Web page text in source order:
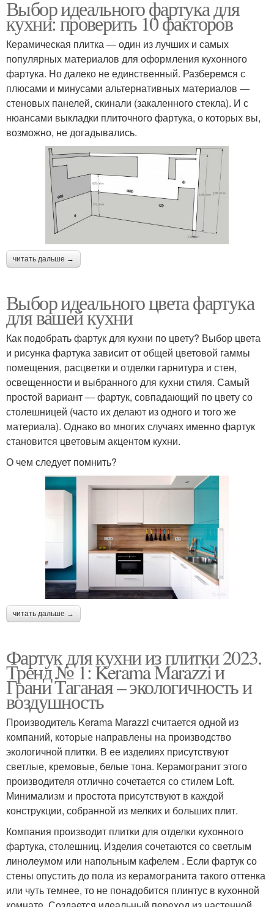
Выбор идеального фартука для
кухни: проверить 10 факторов
Керамическая плитка — один из лучших и самых
популярных материалов для оформления кухонного
фартука. Но далеко не единственный. Разберемся с
плюсами и минусами альтернативных материалов —
стеновых панелей, скинали (закаленного стекла). И с
нюансами выкладки плиточного фартука, о которых вы,
возможно, не догадывались.
читать дальше →
Выбор идеального цвета фартука
для вашей кухни
Как подобрать фартук для кухни по цвету? Выбор цвета
и рисунка фартука зависит от общей цветовой гаммы
помещения, расцветки и отделки гарнитура и стен,
освещенности и выбранного для кухни стиля. Самый
простой вариант ― фартук, совпадающий по цвету со
столешницей (часто их делают из одного и того же
материала). Однако во многих случаях именно фартук
становится цветовым акцентом кухни.
О чем следует помнить?
читать дальше →
Фартук для кухни из плитки 2023.
Тренд № 1: Kerama Marazzi и
Грани Таганая – экологичность и
воздушность
Производитель Kerama Marazzi считается одной из
компаний, которые направлены на производство
экологичной плитки. В ее изделиях присутствуют
светлые, кремовые, белые тона. Керамогранит этого
производителя отлично сочетается со стилем Loft.
Минимализм и простота присутствуют в каждой
конструкции, собранной из мелких и больших плит.
Компания производит плитки для отделки кухонного
фартука, столешниц. Изделия сочетаются со светлым
линолеумом или напольным кафелем . Если фартук со
стены опустить до пола из керамогранита такого оттенка
или чуть темнее, то не понадобится плинтус в кухонной